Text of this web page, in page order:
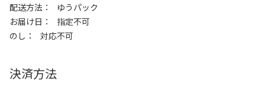
配送方法
ゆうパック
お届け日
指定不可
のし
対応不可
決済方法